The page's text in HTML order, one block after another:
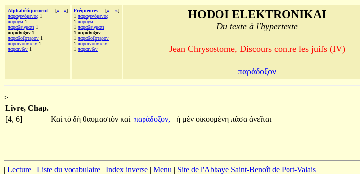
Alphabétiquement [« »]
παραγενόμενος 1
παράγω 1
παραδείγματι 1
παράδοξον 1
παραδοξότερον 1
παραινούντων 1
παραινῶν 1
Fréquences [« »]
1 παραγενόμενος
1 παράγω
1 παραδείγματι
1 παράδοξον
1 παραδοξότερον
1 παραινούντων
1 παραινῶν
HODOI ELEKTRONIKAI
Du texte à l'hypertexte
Jean Chrysostome, Discours contre les juifs (IV)
παράδοξον
>
Livre, Chap.
[4, 6]
Καὶ τὸ δὴ θαυμαστὸν καὶ παράδοξον, ἡ μὲν οἰκουμένη πᾶσα ἀνεῖται
| Lecture | Liste du vocabulaire | Index inverse | Menu | Site de l'Abbaye Saint-Benoît de Port-Valais